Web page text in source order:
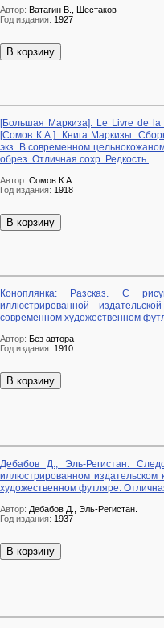
Автор: Ватагин В., Шестаков
Год издания: 1927
В корзину
[Большая Маркиза]. Le Livre de
[Сомов К.А.]. Книга Маркизы:
экз. В современном
обрез. Отличная сохр. Редкость.
Автор: Сомов К.А.
Год издания: 1918
В корзину
Коноплянка: Разсказ. С
иллюстрированной
современном художественном
Автор: Без автора
Год издания: 1910
В корзину
Дебабов Д., Эль-Регистан.
иллюстрированном
художественном футляре.
Автор: Дебабов Д., Эль-Регистан.
Год издания: 1937
В корзину